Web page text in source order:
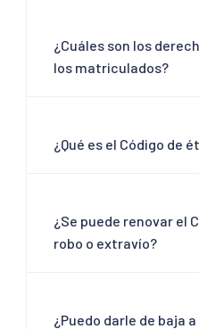
¿Cuáles son los
los matriculados?
¿Qué es el Código de
¿Se puede renovar el
robo o extravío?
¿Puedo darle de baja